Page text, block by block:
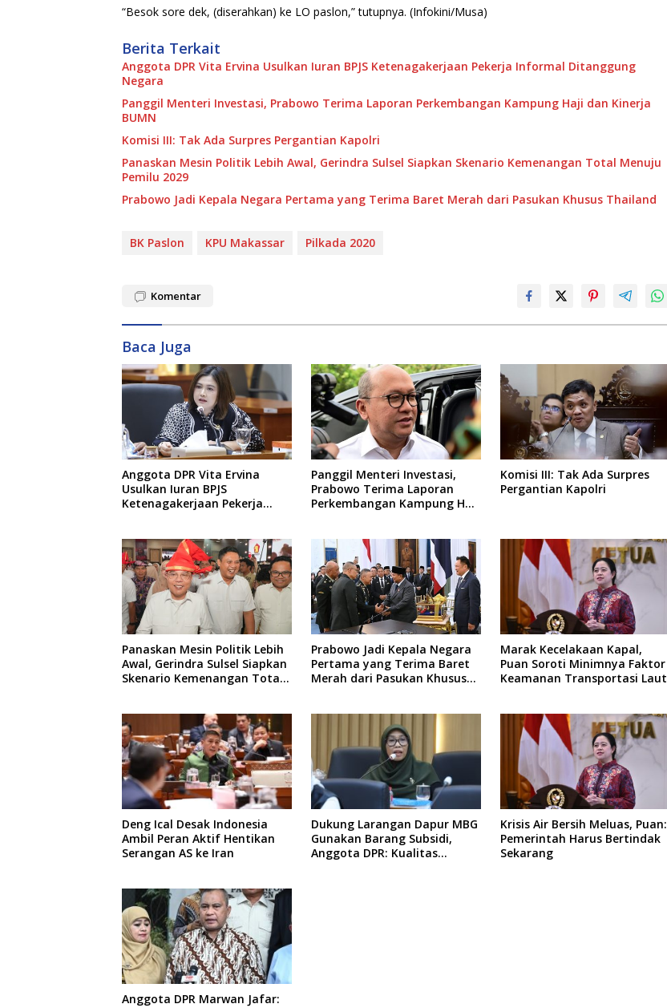
“Besok sore dek, (diserahkan) ke LO paslon,” tutupnya. (Infokini/Musa)
Berita Terkait
Anggota DPR Vita Ervina Usulkan Iuran BPJS Ketenagakerjaan Pekerja Informal Ditanggung
Negara
Panggil Menteri Investasi, Prabowo Terima Laporan Perkembangan Kampung Haji dan Kinerja
BUMN
Komisi III: Tak Ada Surpres Pergantian Kapolri
Panaskan Mesin Politik Lebih Awal, Gerindra Sulsel Siapkan Skenario Kemenangan Total Menuju
Pemilu 2029
Prabowo Jadi Kepala Negara Pertama yang Terima Baret Merah dari Pasukan Khusus Thailand
BK Paslon KPU Makassar Pilkada 2020
Komentar
Baca Juga
Anggota DPR Vita Ervina
Usulkan Iuran BPJS
Ketenagakerjaan Pekerja
Panggil Menteri Investasi,
Prabowo Terima Laporan
Perkembangan Kampung Haji
Komisi III: Tak Ada Surpres
Pergantian Kapolri
Panaskan Mesin Politik Lebih
Awal, Gerindra Sulsel Siapkan
Skenario Kemenangan Total
Prabowo Jadi Kepala Negara
Pertama yang Terima Baret
Merah dari Pasukan Khusus
Marak Kecelakaan Kapal,
Puan Soroti Minimnya Faktor
Keamanan Transportasi Laut
Deng Ical Desak Indonesia
Ambil Peran Aktif Hentikan
Serangan AS ke Iran
Dukung Larangan Dapur MBG
Gunakan Barang Subsidi,
Anggota DPR: Kualitas
Krisis Air Bersih Meluas, Puan:
Pemerintah Harus Bertindak
Sekarang
Anggota DPR Marwan Jafar: